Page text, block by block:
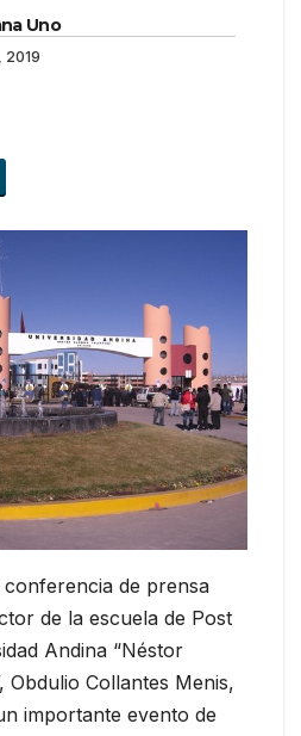
Uno
2019
de prensa
de la escuela de Post
Andina “Néstor
Obdulio Collantes Menis,
importante evento de